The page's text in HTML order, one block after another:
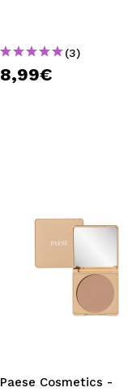
(3)
8,99€
Paese Cosmetics -